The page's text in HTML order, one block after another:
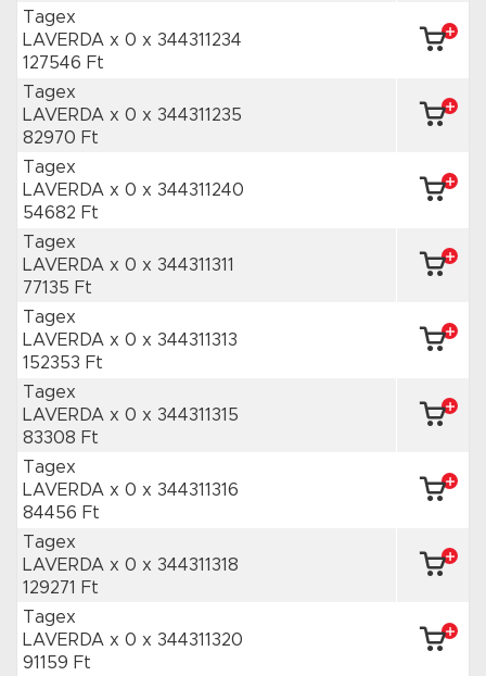
Tagex
LAVERDA x 0 x 344311234
127546 Ft
Tagex
LAVERDA x 0 x 344311235
82970 Ft
Tagex
LAVERDA x 0 x 344311240
54682 Ft
Tagex
LAVERDA x 0 x 344311311
77135 Ft
Tagex
LAVERDA x 0 x 344311313
152353 Ft
Tagex
LAVERDA x 0 x 344311315
83308 Ft
Tagex
LAVERDA x 0 x 344311316
84456 Ft
Tagex
LAVERDA x 0 x 344311318
129271 Ft
Tagex
LAVERDA x 0 x 344311320
91159 Ft